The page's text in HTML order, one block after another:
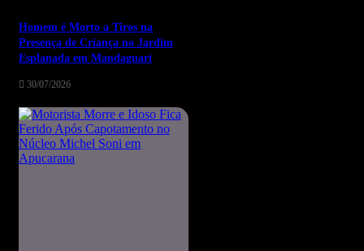
Homem é Morto a Tiros na
Presença de Criança no Jardim
Esplanada em Mandaguari
30/07/2026